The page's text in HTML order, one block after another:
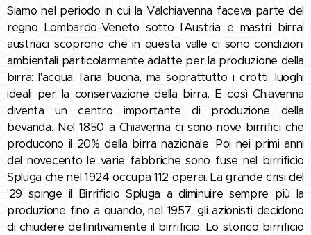
Siamo nel periodo in cui la Valchiavenna faceva parte del
regno Lombardo-Veneto sotto l'Austria e mastri birrai
austriaci scoprono che in questa valle ci sono condizioni
ambientali particolarmente adatte per la produzione della
birra: l'acqua, l'aria buona, ma soprattutto i crotti, luoghi
ideali per la conservazione della birra. E così Chiavenna
diventa un centro importante di produzione della
bevanda. Nel 1850 a Chiavenna ci sono nove birrifici che
producono il 20% della birra nazionale. Poi nei primi anni
del novecento le varie fabbriche sono fuse nel birrificio
Spluga che nel 1924 occupa 112 operai. La grande crisi del
'29 spinge il Birrificio Spluga a diminuire sempre più la
produzione fino a quando, nel 1957, gli azionisti decidono
di chiudere definitivamente il birrificio. Lo storico birrificio